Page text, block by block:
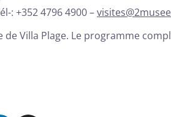
: +352 4796 4900 –
de Villa Plage. Le programme